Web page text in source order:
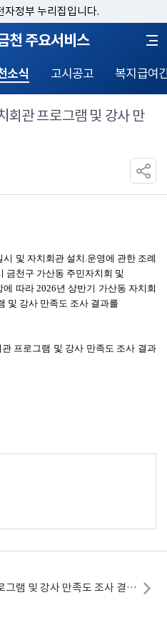
자정부 누리집입니다.
천 주요서비스
소식 고시공고 복지급여
및 자치회관 설치 .운영에 관한 조례
금천구 가산동 주민자치회 및
에 따라 2026년 상반기 가산동 자치회
및 강사 만족도 조사 결과를
프로그램 및 강사 만족도 조사 결과
2026년 상반기 자치회관 프로그램 및 강사 만족도 조사 결과 공고.pdf